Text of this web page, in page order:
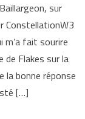
sur
ConstellationW3
m’a fait sourire
de Flakes sur la
la bonne réponse
[…]